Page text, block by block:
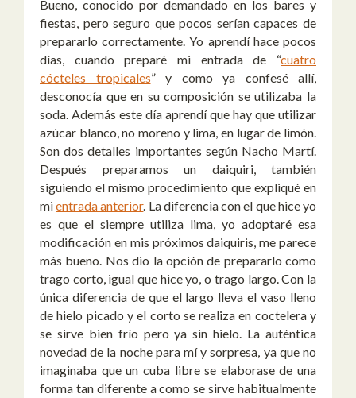
Bueno, conocido por demandado en los bares y
fiestas, pero seguro que pocos serían capaces de
prepararlo correctamente. Yo aprendí hace pocos
días, cuando preparé mi entrada de “cuatro
cócteles tropicales” y como ya confesé allí,
desconocía que en su composición se utilizaba la
soda. Además este día aprendí que hay que utilizar
azúcar blanco, no moreno y lima, en lugar de limón.
Son dos detalles importantes según Nacho Martí.
Después preparamos un daiquiri, también
siguiendo el mismo procedimiento que expliqué en
mientrada anterior. La diferencia con el que hice yo
es que el siempre utiliza lima, yo adoptaré esa
modificación en mis próximos daiquiris, me parece
más bueno. Nos dio la opción de prepararlo como
trago corto, igual que hice yo, o trago largo. Con la
única diferencia de que el largo lleva el vaso lleno
de hielo picado y el corto se realiza en coctelera y
se sirve bien frío pero ya sin hielo. La auténtica
novedad de la noche para mí y sorpresa, ya que no
imaginaba que un cuba libre se elaborase de una
forma tan diferente a como se sirve habitualmente